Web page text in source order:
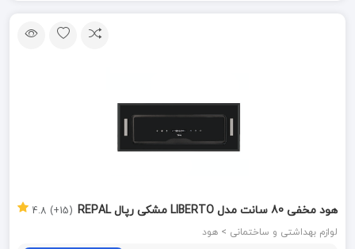
هود مخفی 80 سانت مدل LIBERTO مشکی رپال REPAL
لوازم بهداشتی و ساختمانی > هود
(15+) 4.8